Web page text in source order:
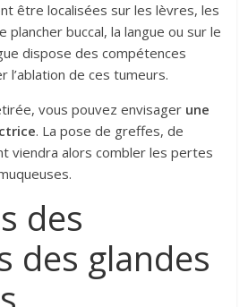
être localisées sur les lèvres, les
plancher buccal, la langue ou sur le
dispose des compétences
l’ablation de ces tumeurs.
vous pouvez envisager une
. La pose de greffes, de
viendra alors combler les pertes
des
des glandes